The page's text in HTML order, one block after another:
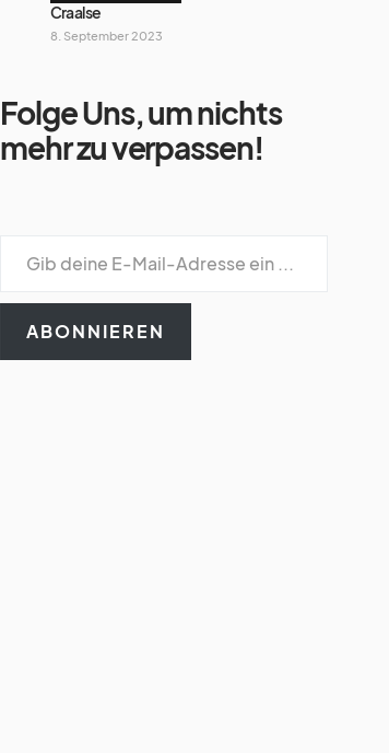
Craalse
8. September 2023
Folge Uns, um nichts
mehr zu verpassen!
ABONNIEREN